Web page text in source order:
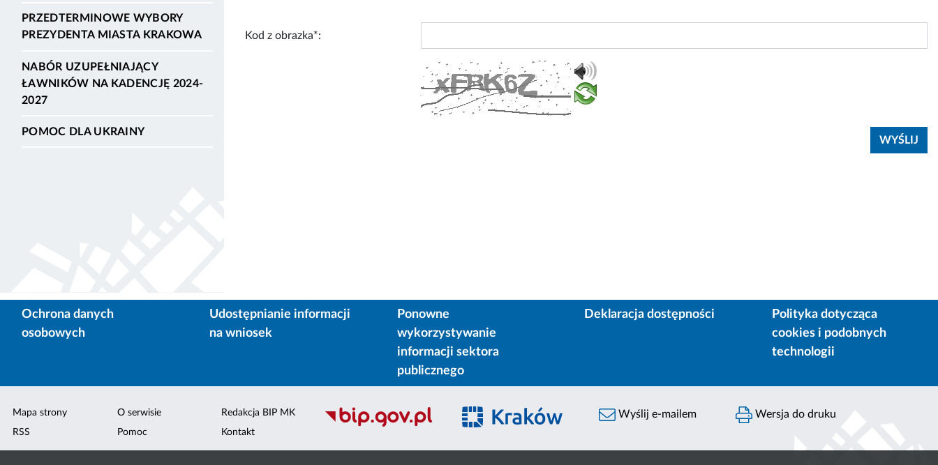
PRZEDTERMINOWE WYBORY
PREZYDENTA MIASTA KRAKOWA
NABÓR UZUPEŁNIAJĄCY
ŁAWNIKÓW NA KADENCJĘ 2024-
2027
POMOC DLA UKRAINY
Kod z obrazka*:
Ochrona danych
osobowych
Udostępnianie informacji
na wniosek
Ponowne
wykorzystywanie
informacji sektora
publicznego
Deklaracja dostępności
Polityka dotycząca
cookies i podobnych
technologii
Mapa strony
RSS
O serwisie
Pomoc
Redakcja BIP MK
Kontakt
Wyślij e-mailem Wersja do druku